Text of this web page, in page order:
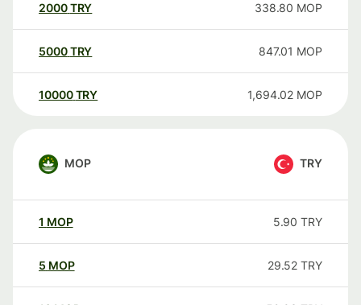
2000TRY 338.80 MOP
5000TRY 847.01 MOP
10000 TRY 1,694.02 MOP
MOP TRY
1 MOP 5.90 TRY
5 MOP 29.52 TRY